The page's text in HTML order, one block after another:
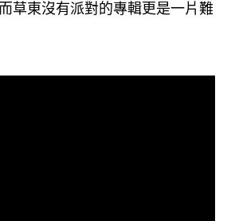
草東沒有派對的專輯更是一片難